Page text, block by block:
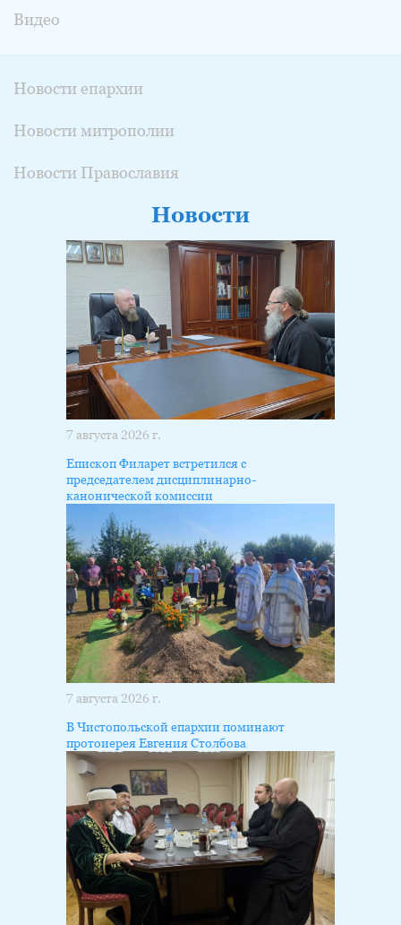
Видео
Новости епархии
Новости митрополии
Новости Православия
Новости
7 августа 2026 г.
Епископ Филарет встретился с
председателем дисциплинарно-
канонической комиссии
7 августа 2026 г.
В Чистопольской епархии поминают
протоиерея Евгения Столбова